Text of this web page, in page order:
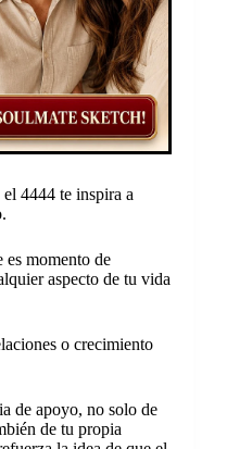
4444 te inspira a
es momento de
aspecto de tu vida
o crecimiento
de apoyo, no solo de
de tu propia